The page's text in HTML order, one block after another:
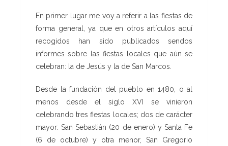
En primer lugar me voy a referir a las fiestas de
forma general, ya que en otros artículos aquí
recogidos han sido publicados sendos
informes sobre las fiestas locales que aún se
celebran: la de Jesús y la de San Marcos.
Desde la fundación del pueblo en 1480, o al
menos desde el siglo XVI se vinieron
celebrando tres fiestas locales; dos de carácter
mayor: San Sebastián (20 de enero) y Santa Fe
(6 de octubre) y otra menor, San Gregorio